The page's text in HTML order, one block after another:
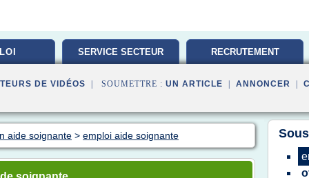
SERVICE SECTEUR RECRUTEMENT
DE VIDÉOS | SOUMETTRE : UN ARTICLE ANNONCER
aide soignante > emploi aide soignante